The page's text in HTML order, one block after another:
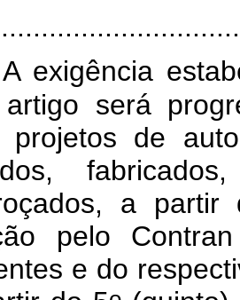
A exigência
será
projetos de
a partir
pelo
e do